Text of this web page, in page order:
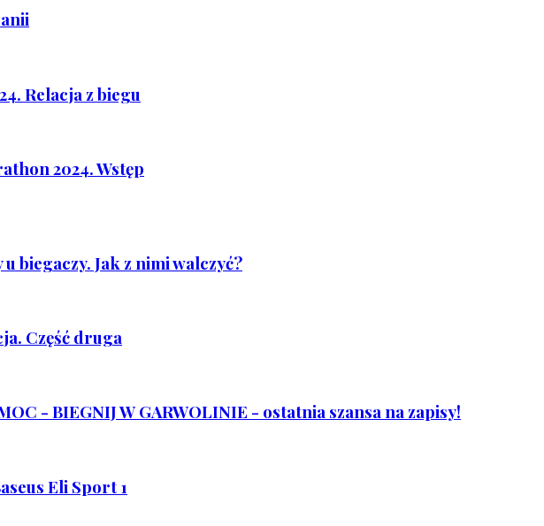
Relacja z biegu
2024. Wstęp
biegaczy. Jak z nimi walczyć?
Część druga
- BIEGNIJ W GARWOLINIE - ostatnia szansa na zapisy!
Eli Sport 1